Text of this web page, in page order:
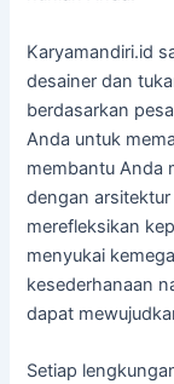
Karyamandiri.id
desainer dan
berdasarkan
Anda untuk
membantu Anda
dengan
merefleksikan
menyukai
kesederhanaan
dapat
Setiap